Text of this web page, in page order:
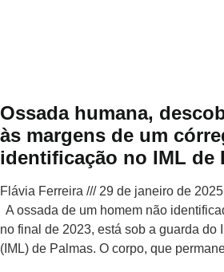
Ossada humana,
às margens de um
identificação no IML de
Flávia Ferreira
29 de janeiro de
A ossada de um homem não
no final de 2023, está sob a guarda do
(IML) de Palmas. O corpo, que